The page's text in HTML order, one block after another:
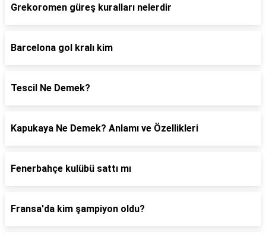
Grekoromen güreş kuralları nelerdir
Barcelona gol kralı kim
Tescil Ne Demek?
Kapukaya Ne Demek? Anlamı ve Özellikleri
Fenerbahçe kulübü sattı mı
Fransa'da kim şampiyon oldu?